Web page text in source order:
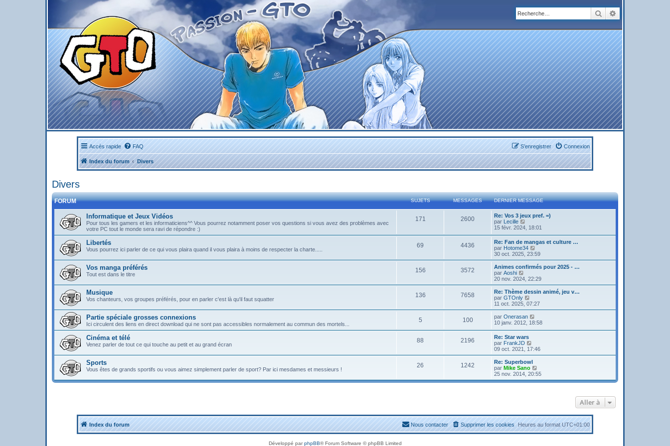
Rechercher
Accès rapide FAQ Connexion
S’enregistrer
Index du forum Divers
Divers
FORUM SUJETS MESSAGES DERNIER MESSAGE
Informatique et Jeux Vidéos
Pour tous les gamers et les informaticiens^^ Vous pourrez notamment poser vos questions si vous avez des problèmes avec
votre PC tout le monde sera ravi de répondre :)
171 2600
Re: Vos 3 jeux pref. =)
par Lecille
l
e
d
e
r
i
e
r
m
e
s
s
a
15 févr. 2024, 18:01
Libertés
Vous pourrez ici parler de ce qui vous plaira quand il vous plaira à moins de respecter la charte.....
69 4436
Re: Fan de mangas et culture …
par Hotome34
o
i
r
e
e
r
n
i
m
e
a
g
30 oct. 2025, 23:59
Vos manga préférés
Tout est dans le titre
156 3572
Animes confirmés pour 2025 - …
par Aoshi
o
i
r
l
e
d
r
n
i
e
r
m
e
s
s
a
g
20 nov. 2024, 22:29
Musique
Vos chanteurs, vos groupes préférés, pour en parler c'est là qu'il faut squatter
136 7658
Re: Thème dessin animé, jeu v…
par GTOnly
o
i
r
l
d
r
n
i
e
r
m
e
11 oct. 2025, 07:27
Partie spéciale grosses connexions
Ici circulent des liens en direct download qui ne sont pas accessibles normalement au commun des mortels...
5 100 par Onerasan
o
e
d
n
i
e
a
g
e
10 janv. 2012, 18:58
Cinéma et télé
Venez parler de tout ce qui touche au petit et au grand écran
88 2196
Re: Star wars
par FrankJD
o
i
r
l
e
e
r
m
e
s
09 oct. 2021, 17:46
Sports
Vous êtes de grands sportifs ou vous aimez simplement parler de sport? Par ici mesdames et messieurs !
26 1242
Re: Superbowl
par Mike Sano
o
i
r
n
i
e
25 nov. 2014, 20:55
Aller à
Index du forum Heures au formatUTC+01:00
Supprimer les cookies
Nous contacter
Développé parphpBB® Forum Software © phpBB Limited